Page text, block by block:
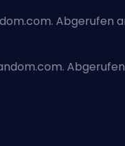
Abgerufen
Abgerufen